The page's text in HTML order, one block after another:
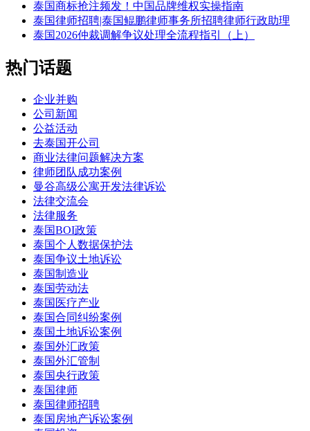
泰国商标抢注频发！中国品牌维权实操指南
泰国律师招聘|泰国鲲鹏律师事务所招聘律师行政助理
泰国2026仲裁调解争议处理全流程指引（上）
热门话题
企业并购
公司新闻
公益活动
去泰国开公司
商业法律问题解决方案
律师团队成功案例
曼谷高级公寓开发法律诉讼
法律交流会
法律服务
泰国BOI政策
泰国个人数据保护法
泰国争议土地诉讼
泰国制造业
泰国劳动法
泰国医疗产业
泰国合同纠纷案例
泰国土地诉讼案例
泰国外汇政策
泰国外汇管制
泰国央行政策
泰国律师
泰国律师招聘
泰国房地产诉讼案例